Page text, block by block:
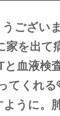
ござい
家を出て
と血液検
てくれる
うに。